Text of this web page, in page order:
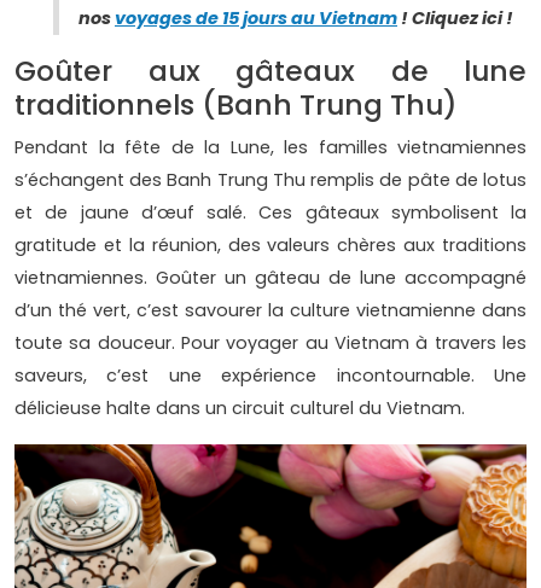
nosvoyages de 15 jours au Vietnam ! Cliquez ici !
Goûter aux gâteaux de lune
traditionnels (Banh Trung Thu)
Pendant la fête de la Lune, les familles vietnamiennes
s’échangent des Banh Trung Thu remplis de pâte de lotus
et de jaune d’œuf salé. Ces gâteaux symbolisent la
gratitude et la réunion, des valeurs chères aux traditions
vietnamiennes. Goûter un gâteau de lune accompagné
d’un thé vert, c’est savourer la culture vietnamienne dans
toute sa douceur. Pour voyager au Vietnam à travers les
saveurs, c’est une expérience incontournable. Une
délicieuse halte dans un circuit culturel du Vietnam.